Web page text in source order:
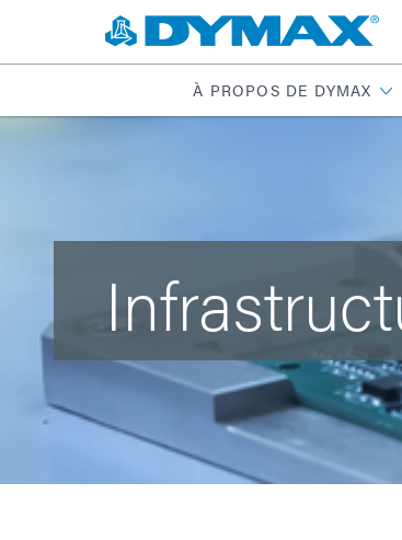
À PROPOS DE DYMAX